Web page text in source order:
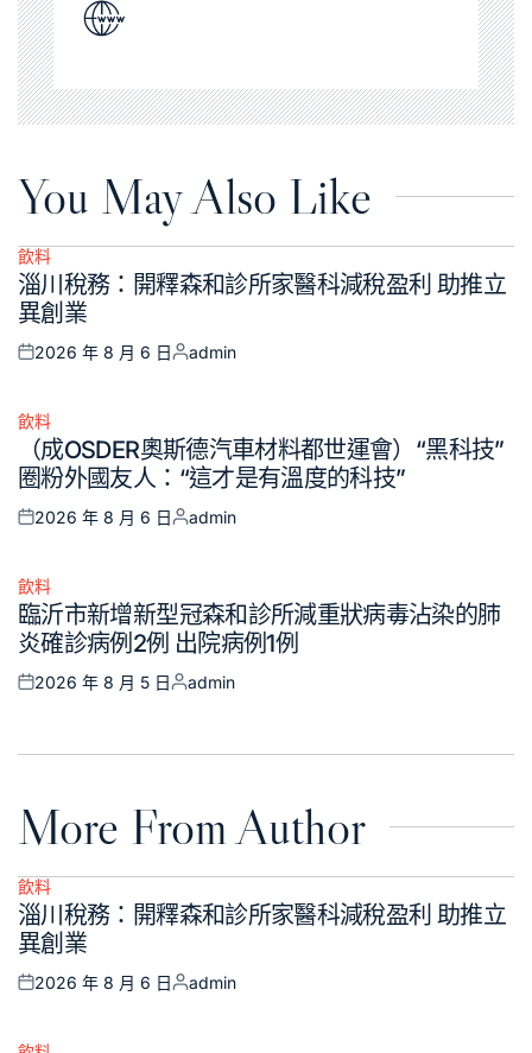
You May Also Like
Posted
in
飲料
淄川稅務：開釋森和診所家醫科減稅盈利 助推立
異創業
Posted
2026 年 8 月 6 日
Posted
admin
Posted
飲料
（成OSDER奧斯德汽車材料都世運會）“黑科技”
圈粉外國友人：“這才是有溫度的科技”
Posted
2026 年 8 月 6 日
Posted
admin
Posted
in
飲料
臨沂市新增新型冠森和診所減重狀病毒沾染的肺
炎確診病例2例 出院病例1例
Posted
2026 年 8 月 5 日
Posted
admin
More From Author
Posted
in
飲料
淄川稅務：開釋森和診所家醫科減稅盈利 助推立
異創業
Posted
2026 年 8 月 6 日
Posted
admin